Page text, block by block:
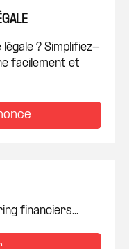
légale ? Simplifiez-
facilement et
financiers...